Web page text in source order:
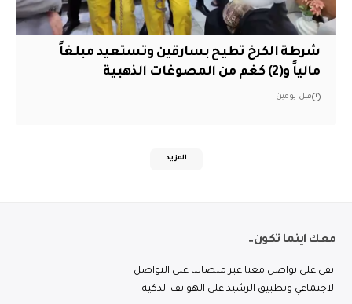
شرطة الكرخ تطيح بسارقين وتستعيد مبلغاً
مالياً و(2) كغم من المصوغات الذهبية
قبل يومين
المزيد
معك اينما تكون..
ابقى على تواصل معنا عبر منصاتنا على التواصل
الاجتماعي وتطبيق الرشيد على الهواتف الذكية.